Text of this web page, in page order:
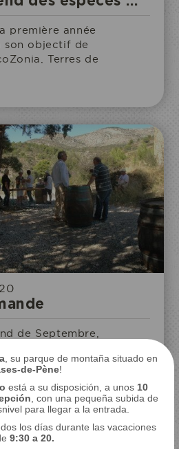
première année
objectif de
Terres de
le « grand Week-end
» du 19 au 22 mai
de Septembre,
Conservation
ACCESO
AL
mi entrada
, su parque de montaña situado en
de-Pène!
está a su disposición, a unos 10
, con una pequeña subida de
para llegar a la entrada.
los días durante las vacaciones
9:30 a 20.